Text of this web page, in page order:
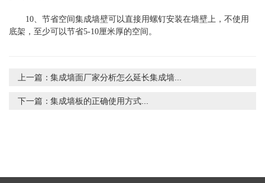
10、节省空间集成墙壁可以直接用螺钉安装在墙壁上，不使用
底架，至少可以节省5-10厘米厚的空间。
上一篇：集成墙面厂家分析怎么延长集成墙...
下一篇：集成墙板的正确使用方式...